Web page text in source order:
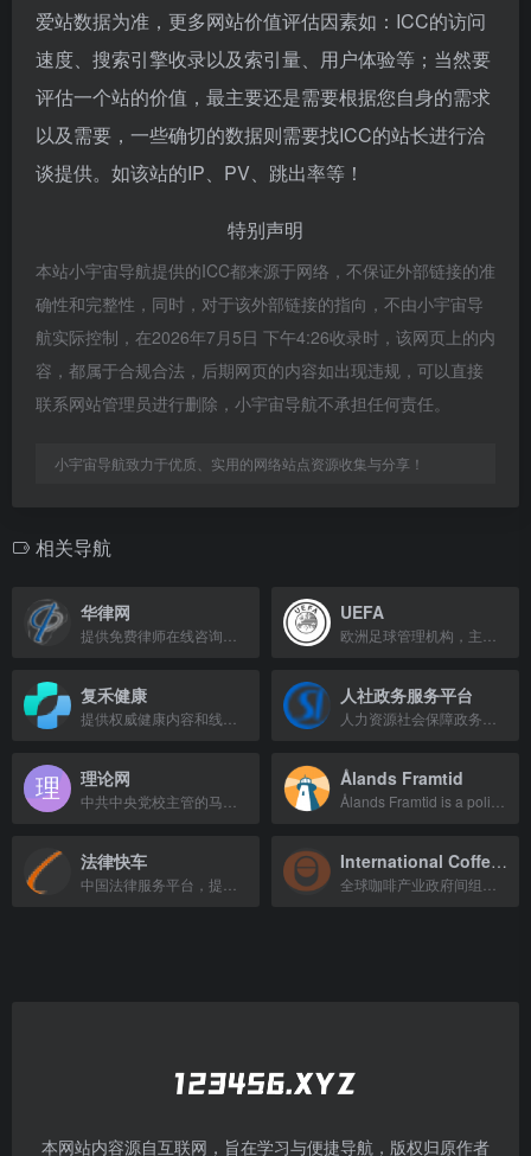
爱站数据为准，更多网站价值评估因素如：ICC的访问
速度、搜索引擎收录以及索引量、用户体验等；当然要
评估一个站的价值，最主要还是需要根据您自身的需求
以及需要，一些确切的数据则需要找ICC的站长进行洽
谈提供。如该站的IP、PV、跳出率等！
特别声明
本站小宇宙导航提供的ICC都来源于网络，不保证外部链接的准
确性和完整性，同时，对于该外部链接的指向，不由小宇宙导
航实际控制，在2026年7月5日 下午4:26收录时，该网页上的内
容，都属于合规合法，后期网页的内容如出现违规，可以直接
联系网站管理员进行删除，小宇宙导航不承担任何责任。
小宇宙导航致力于优质、实用的网络站点资源收集与分享！
相关导航
华律网 UEFA
复禾健康 人社政务服务平台
理论网 Ålands Framtid
法律快车 International Coffee Organization
本网站内容源自互联网，旨在学习与便捷导航，版权归原作者